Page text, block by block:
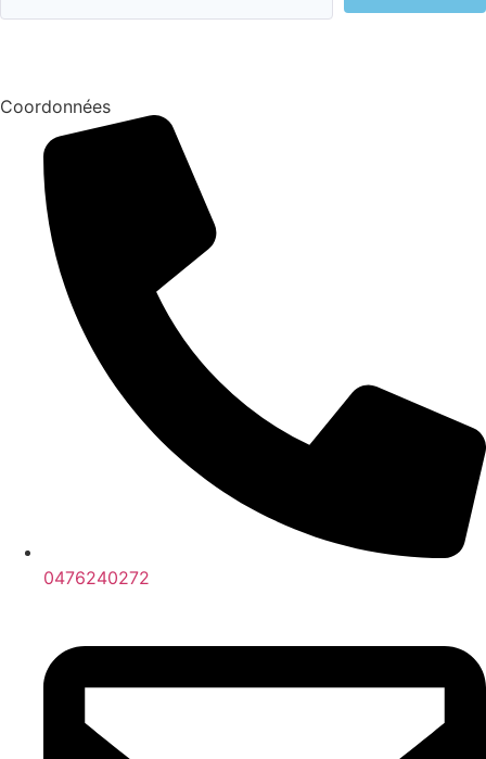
Coordonnées
0476240272